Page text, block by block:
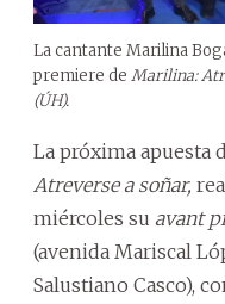
La cantante Marilina
premiere de Marilina:
(ÚH).
La próxima apuesta
Atreverse a soñar,
miércoles su avant
(avenida Mariscal
Salustiano Casco),